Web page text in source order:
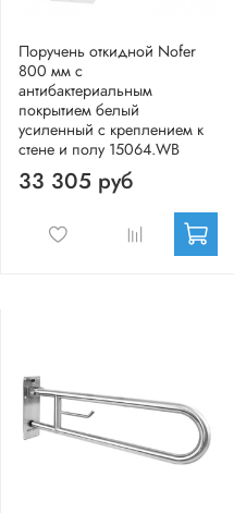
Поручень откидной Nofer
800 мм с
антибактериальным
покрытием белый
усиленный с креплением к
стене и полу 15064.WB
33 305 руб